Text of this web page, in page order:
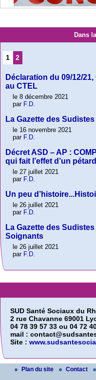
Dans
1 2
Déclaration du 09/12/21,
au CTEL
le 8 décembre 2021
par F.D.
La Gazette des
le 16 novembre 2021
par F.D.
Décret ASD – AP :
qui fait l’effet d’un
le 27 juillet 2021
par F.D.
Un peu
le 26 juillet 2021
par F.D.
La Gazette des
Soignants
le 26 juillet 2021
par F.D.
SUD Santé Sociaux du
2 rue Chavanne 69001
04 78 39 57 33 ou 04 72
mail :
Site :
Plan du site Contact